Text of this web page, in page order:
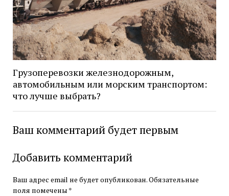
Грузоперевозки железнодорожным,
автомобильным или морским транспортом:
что лучше выбрать?
Ваш комментарий будет первым
Добавить комментарий
Ваш адрес email не будет опубликован.Обязательные
поля помечены *